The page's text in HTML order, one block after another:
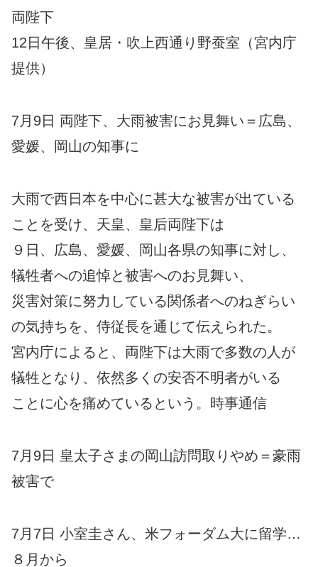
両陛下
12日午後、皇居・吹上西通り野蚕室（宮内庁
提供）
7月9日 両陛下、大雨被害にお見舞い＝広島、
愛媛、岡山の知事に
大雨で西日本を中心に甚大な被害が出ている
ことを受け、天皇、皇后両陛下は
９日、広島、愛媛、岡山各県の知事に対し、
犠牲者への追悼と被害へのお見舞い、
災害対策に努力している関係者へのねぎらい
の気持ちを、侍従長を通じて伝えられた。
宮内庁によると、両陛下は大雨で多数の人が
犠牲となり、依然多くの安否不明者がいる
ことに心を痛めているという。時事通信
7月9日 皇太子さまの岡山訪問取りやめ＝豪雨
被害で
7月7日 小室圭さん、米フォーダム大に留学…
８月から